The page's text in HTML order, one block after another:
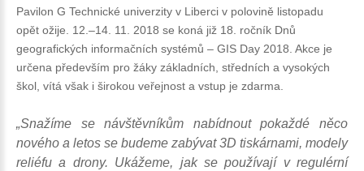
Pavilon G Technické univerzity v Liberci v polovině listopadu
opět ožije. 12.–14. 11. 2018 se koná již 18. ročník Dnů
geografických informačních systémů – GIS Day 2018. Akce je
určena především pro žáky základních, středních a vysokých
škol, vítá však i širokou veřejnost a vstup je zdarma.
„Snažíme se návštěvníkům nabídnout pokaždé něco
nového a letos se budeme zabývat 3D tiskárnami, modely
reliéfu a drony. Ukážeme, jak se používají v regulérní